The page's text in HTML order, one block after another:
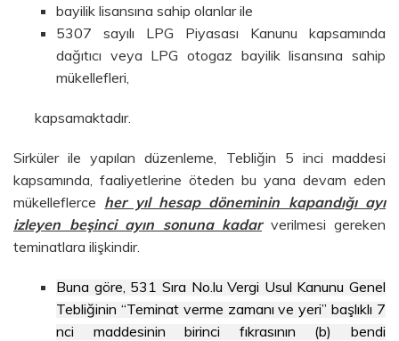
bayilik lisansına sahip olanlar ile
5307 sayılı LPG Piyasası Kanunu kapsamında
dağıtıcı veya LPG otogaz bayilik lisansına sahip
mükellefleri,
kapsamaktadır.
Sirküler ile yapılan düzenleme, Tebliğin 5 inci maddesi
kapsamında, faaliyetlerine öteden bu yana devam eden
mükelleflerce her yıl hesap döneminin kapandığı ayı
izleyen beşinci ayın sonuna kadarverilmesi gereken
teminatlara ilişkindir.
Buna göre, 531 Sıra No.lu Vergi Usul Kanunu Genel
Tebliğinin “Teminat verme zamanı ve yeri” başlıklı 7
nci maddesinin birinci fıkrasının (b) bendi